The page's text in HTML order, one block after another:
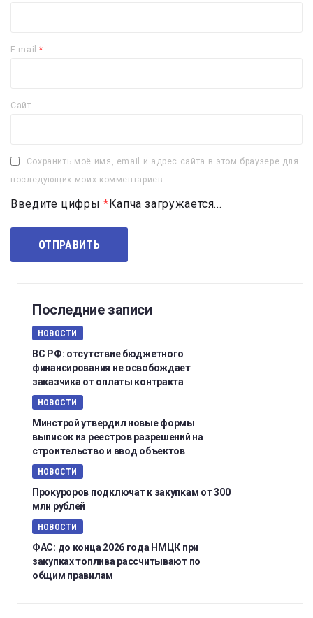
E-mail*
Сайт
Сохранить моё имя, email и адрес сайта в этом браузере для
последующих моих комментариев.
Введите цифры *Капча загружается...
Последние записи
НОВОСТИ
ВС РФ: отсутствие бюджетного
финансирования не освобождает
заказчика от оплаты контракта
НОВОСТИ
Минстрой утвердил новые формы
выписок из реестров разрешений на
строительство и ввод объектов
НОВОСТИ
Прокуроров подключат к закупкам от 300
млн рублей
НОВОСТИ
ФАС: до конца 2026 года НМЦК при
закупках топлива рассчитывают по
общим правилам